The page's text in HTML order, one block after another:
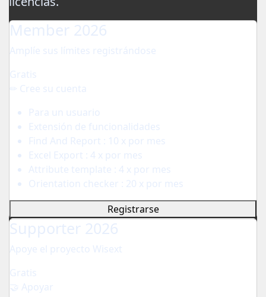
Member 2026
Amplíe sus límites registrándose
Gratis
✏ Cree su cuenta
Para un usuario
Extensión de funcionalidades
Find And Report : 10 x por mes
Excel Export : 4 x por mes
Attribute template : 4 x por mes
Orientation checker : 20 x por mes
Registrarse
Supporter 2026
Apoye el proyecto Wisext
Gratis
🤝 Apoyar